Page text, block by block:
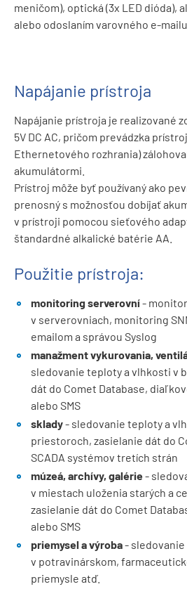
meničom), optická (3x LED dióda),
alebo odoslaním varovného e-
Napájanie prístroja
Napájanie prístroja je realizované
5V DC AC, pričom prevádzka
Ethernetového rozhrania)
akumulátormi.
Prístroj môže byť používaný ako
prenosný s možnosťou dobíjať
v prístroji pomocou sieťového
štandardné alkalické batérie AA.
Použitie prístroja:
monitoring serverovní-
v serverovniach, monitoring
emailom a správou Syslog
manažment vykurovania,
sledovanie teploty a vlhkosti v
dát do Comet Database,
alebo SMS
sklady- sledovanie teploty a
priestoroch, zasielanie dát do
SCADA systémov tretích strán
múzeá, archívy, galérie -
v miestach uloženia starých a
zasielanie dát do Comet
alebo SMS
priemysel a výroba-
v potravinárskom,
priemysle atď.